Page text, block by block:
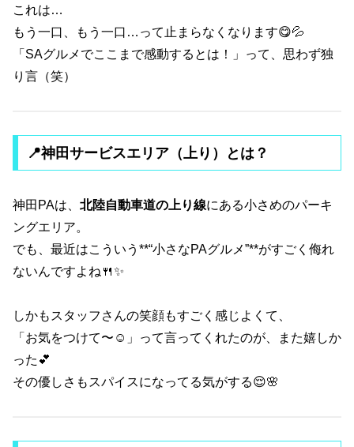
これは…
もう一口、もう一口…って止まらなくなります😋💦
「SAグルメでここまで感動するとは！」って、思わず独
り言（笑）
📍神田サービスエリア（上り）とは？
神田PAは、 北陸自動車道の上り線にある小さめのパーキ
ングエリア。
でも、最近はこういう**“小さなPAグルメ”**がすごく侮れ
ないんですよね🍴✨
しかもスタッフさんの笑顔もすごく感じよくて、
「お気をつけて〜☺️」って言ってくれたのが、また嬉しか
った💕
その優しさもスパイスになってる気がする😌🌸